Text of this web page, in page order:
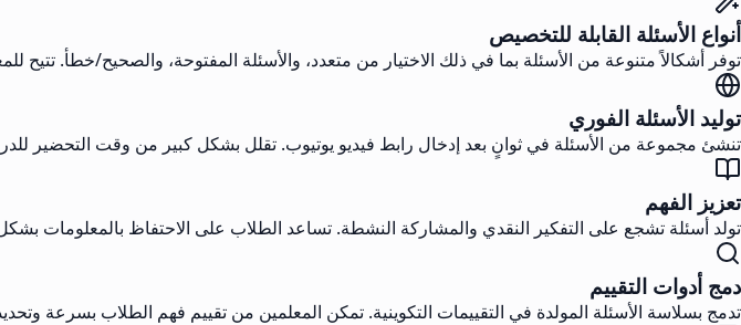
أنواع الأسئلة القابلة للتخصيص
توفر أشكالاً متنوعة من الأسئلة بما في ذلك الاختيار من متعدد، والأسئلة المفتوحة، والصحيح/خطأ.
توليد الأسئلة الفوري
تنشئ مجموعة من الأسئلة في ثوانٍ بعد إدخال رابط فيديو يوتيوب. تقلل بشكل كبير من وقت التحضير
تعزيز الفهم
تولد أسئلة تشجع على التفكير النقدي والمشاركة النشطة. تساعد الطلاب على الاحتفاظ بالمعلومات
دمج أدوات التقييم
تدمج بسلاسة الأسئلة المولدة في التقييمات التكوينية. تمكن المعلمين من تقييم فهم الطلاب بسرعة